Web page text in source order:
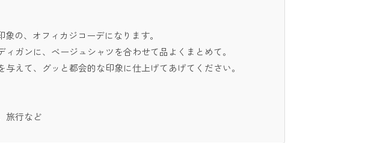
の、オフィカジコーデになります。
ィガンに、ベージュシャツを合わせて品よくまとめて。
えて、グッと都会的な印象に仕上げてあげてください。
旅行など